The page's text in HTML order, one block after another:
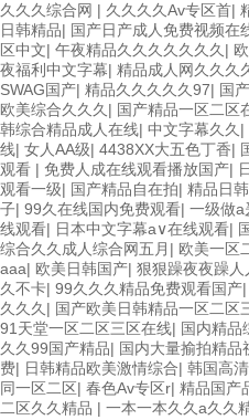
久久久综合网 | 久久久久Av专区首|
日韩精品| 国产日产成人免费视频在
区中文| 午夜精品久久久久久久久 |
夜福利中文字幕| 精品成人网久久久
SWAG国产| 精品久久久久久97| 国
欧美综合久久久 | 国产精品一区二区
韩综合精品成人在线| 中文字幕久久 |
线| 女人AA级| 4438XX大五色丁香|
观看 | 免费人成在线观看播放国产|
观看一级| 国产精品自在拍| 精品日
子| 99久在线国内免费观看| 一级做a
线观看| 日本中文字幕a∨在线观看|
综合久久成人综合网五月 | 欧美一区
aaa| 欧美日韩国产| 狠狠躁夜夜躁人
久不卡| 99久久久精品免费观看国产|
久久久 | 国产欧美日韩精品一区二区
91天堂一区二区三区在线| 国内精品
久久99国产精品| 国内大量揄拍精品
费| 日韩精品欧美激情综合| 韩国高
同一区二区| 春色Av专区r| 精品国产
二区久久精品 | 一本一本久久a久久